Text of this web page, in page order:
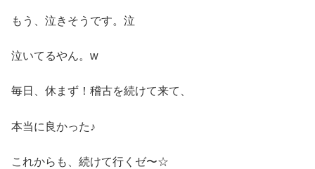
もう、泣きそうです。泣
泣いてるやん。w
毎日、休まず！稽古を続けて来て、
本当に良かった♪
これからも、続けて行くゼ〜☆